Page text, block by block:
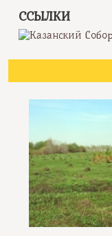
ССЫЛКИ